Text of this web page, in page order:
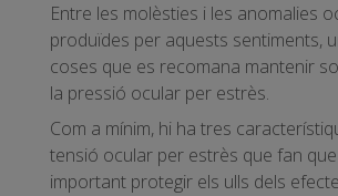
Entre les molèsties i les anomalies
produïdes per aquests sentiments,
coses que es recomana mantenir
la pressió ocular per estrès.
Com a mínim, hi ha tres
tensió ocular per estrès que fan
important protegir els ulls dels